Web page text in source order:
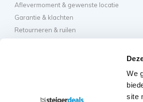
We
site
Aflevermoment & gewenste locatie
Garantie & klachten
Retourneren & ruilen